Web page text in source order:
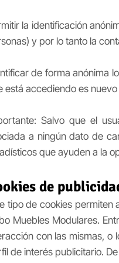
la identificación
y por lo tanto la
de forma anónima
está accediendo es
Salvo que el
a ningún dato de
que ayuden a la
de
tipo de cookies permiten
Muebles Modulares.
con las mismas,
de interés publicitario.